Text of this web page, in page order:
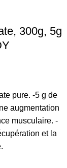
300g, 5g
pure. -5 g de
augmentation
musculaire. -
et la